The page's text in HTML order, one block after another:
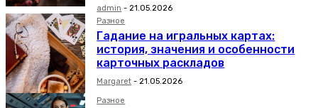
admin - 21.05.2026
Разное
Гадание на игральных картах:
история, значения и особенности
карточных раскладов
Margaret - 21.05.2026
Разное